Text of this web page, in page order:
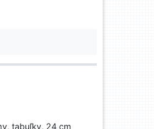
tabuľky, 24 cm